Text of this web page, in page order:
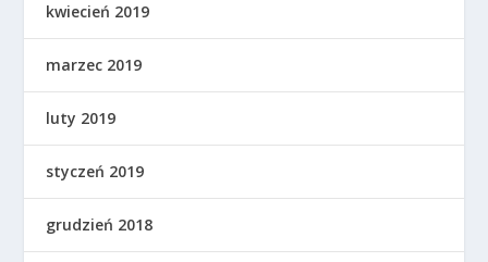
kwiecień 2019
marzec 2019
luty 2019
styczeń 2019
grudzień 2018